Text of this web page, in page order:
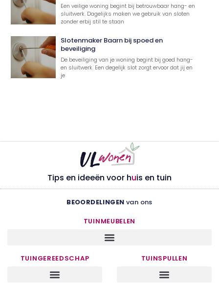
Een veilige woning begint bij betrouwbaar hang- en
sluitwerk. Dagelijks maken we gebruik van sloten
zonder erbij stil te staan
Slotenmaker Baarn bij spoed en
beveiliging
De beveiliging van je woning begint bij goed hang-
en sluitwerk. Een degelijk slot zorgt ervoor dat jij en
je
Tips en ideeën voor huis en tuin
BEOORDELINGEN van ons
TUINMEUBELEN
TUINGEREEDSCHAP TUINSPULLEN